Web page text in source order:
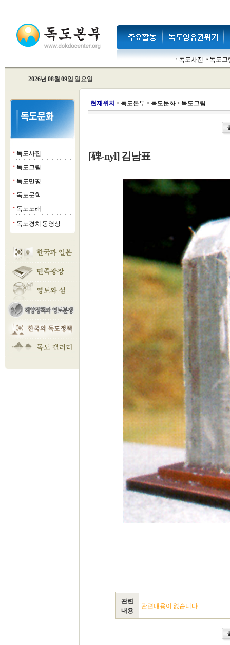
독도사진 독도그
2026년 08월 09일 일요일
■ 독도사진
■ 독도그림
■ 독도만평
■ 독도문학
■ 독도노래
■ 독도경치 동영상
현재위치 > 독도본부 > 독도문화> 독도그림
[碑-nyl] 김남표
관련
내용
관련내용이 없습니다